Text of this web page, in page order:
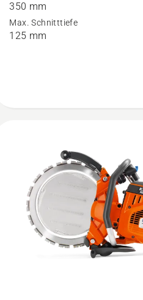
anzeigen,
Produktbewertung
350 mm
Max. Schnitttiefe
125 mm